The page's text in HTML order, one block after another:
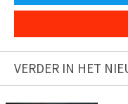
VERDER IN HET